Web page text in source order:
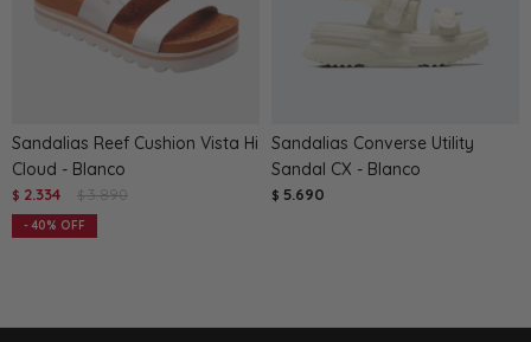
Sandalias Reef Cushion Vista Hi
Cloud - Blanco
$ 2.334 $ 3.890
40
Sandalias Converse Utility
Sandal CX - Blanco
$ 5.690